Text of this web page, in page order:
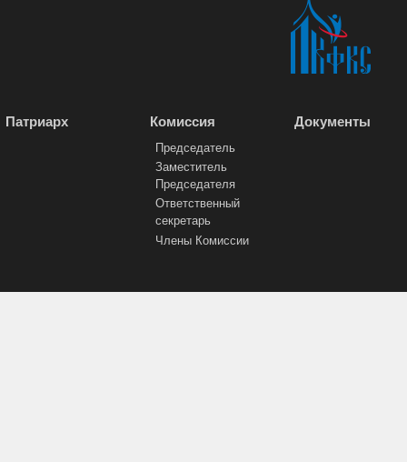
Патриарх Комиссия
Председатель
Заместитель
Председателя
Ответственный
секретарь
Члены Комиссии
Документы